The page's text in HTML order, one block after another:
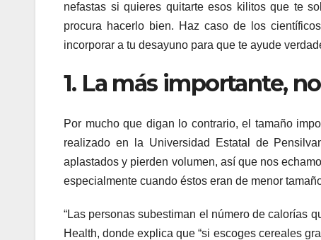
nefastas si quieres quitarte esos kilitos que te
procura hacerlo bien. Haz caso de los
incorporar a tu desayuno para que te ayude
1. La más importante,
Por mucho que digan lo contrario, el tamaño
realizado en la Universidad Estatal de
aplastados y pierden volumen, así que nos
especialmente cuando éstos eran de menor
“Las personas subestiman el número de calorías
Health, donde explica que “si escoges cereales